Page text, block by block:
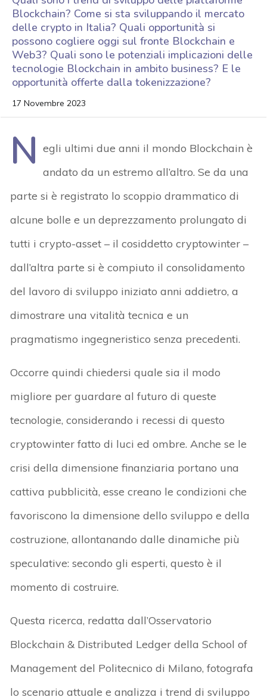
Blockchain? Come si sta sviluppando il mercato
delle crypto in Italia? Quali opportunità si
possono cogliere oggi sul fronte Blockchain e
Web3? Quali sono le potenziali implicazioni delle
tecnologie Blockchain in ambito business? E le
opportunità offerte dalla tokenizzazione?
17 Novembre 2023
N egli ultimi due anni il mondo Blockchain è
andato da un estremo all’altro. Se da una
parte si è registrato lo scoppio drammatico di
alcune bolle e un deprezzamento prolungato di
tutti i crypto-asset – il cosiddetto cryptowinter –
dall’altra parte si è compiuto il consolidamento
del lavoro di sviluppo iniziato anni addietro, a
dimostrare una vitalità tecnica e un
pragmatismo ingegneristico senza precedenti.
Occorre quindi chiedersi quale sia il modo
migliore per guardare al futuro di queste
tecnologie, considerando i recessi di questo
cryptowinter fatto di luci ed ombre. Anche se le
crisi della dimensione finanziaria portano una
cattiva pubblicità, esse creano le condizioni che
favoriscono la dimensione dello sviluppo e della
costruzione, allontanando dalle dinamiche più
speculative: secondo gli esperti, questo è il
momento di costruire.
Questa ricerca, redatta dall’Osservatorio
Blockchain & Distributed Ledger della School of
Management del Politecnico di Milano, fotografa
lo scenario attuale e analizza i trend di sviluppo